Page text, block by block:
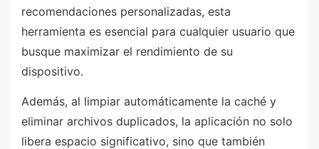
recomendaciones personalizadas, esta
herramienta es esencial para cualquier usuario que
busque maximizar el rendimiento de su
dispositivo.
Además, al limpiar automáticamente la caché y
eliminar archivos duplicados, la aplicación no solo
libera espacio significativo, sino que también